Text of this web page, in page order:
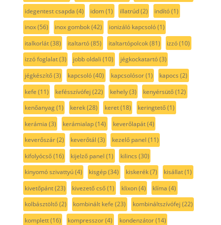
idegentest csapda (4) idom(1) illatrúd(2) indító(1)
inox(56) inox gombok(42) ionizáló kapcsoló(1)
italkorlát(38) italtartó(85) italtartópolcok(81) izzó(10)
izzó foglalat(3) jobb oldali (10) jégkockatartó(3)
jégkészítő(3) kapcsoló(40) kapcsolósor(1) kapocs (2)
kefe (11) kefésszívófej (22) kehely(3) kenyérsütő(12)
kenőanyag(1) kerek(28) keret(18) keringtető(1)
kerámia (3) kerámialap(14) keverőlapát(4)
keverőszár(2) keverőtál (3) kezelő panel (11)
kifolyócső(16) kijelző panel (1) kilincs (30)
kinyomó szivattyú(4) kisgép(34) kiskerék(7) kisállat(1)
kivetőpánt(23) kivezető cső(1) klixon(4) klíma (4)
kolbásztöltő(2) kombinált kefe (23) kombináltszívófej (22)
komplett(16) kompresszor(4) kondenzátor(14)